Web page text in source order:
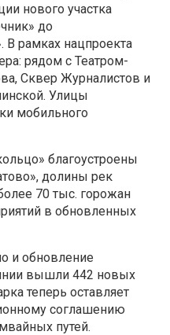
нового участка
до
В рамках нацпроекта
рядом с Театром-
Сквер Журналистов и
Улицы
мобильного
благоустроены
долины рек
70 тыс. горожан
в обновленных
и обновление
вышли 442 новых
теперь оставляет
соглашению
путей.